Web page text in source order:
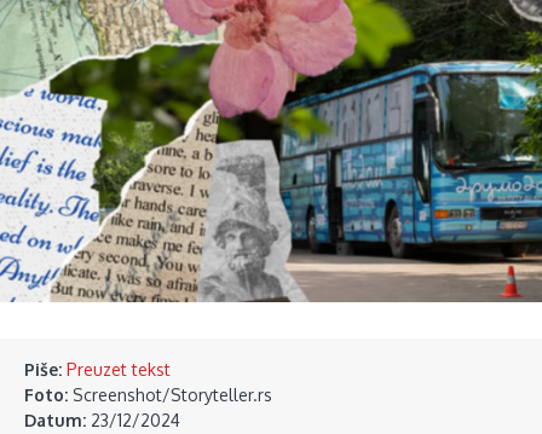
Pretraga
Piše: Preuzet tekst
Foto: Screenshot/Storyteller.rs
Datum: 23/12/2024